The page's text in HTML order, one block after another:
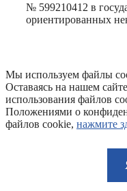
№ 599210412 в
ориентированных
Мы используем файлы
Оставаясь на нашем
использования файлов
Положениями о
файлов cookie, нажмите